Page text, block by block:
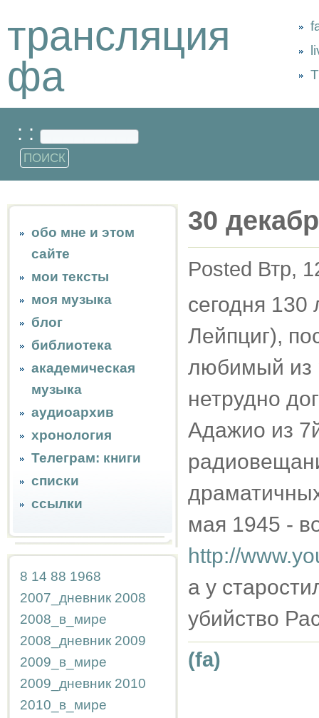
трансляция
фа
: :
обо мне и этом
сайте
мои тексты
моя музыка
блог
библиотека
академическая
музыка
аудиоархив
хронология
Телеграм: книги
списки
ссылки
8 14 88 1968
2007_дневник 2008
2008_в_мире
2008_дневник 2009
2009_в_мире
2009_дневник 2010
2010_в_мире
30
Posted Втр,
сегодня
Лейпциг),
любимый из
нетрудно
Адажио из
мая 1945 -
http://
а у
убийство
(fa)